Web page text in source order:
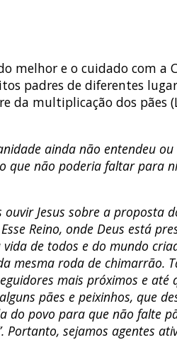
melhor e o cuidado com a
padres de diferentes
multiplicação dos pães
ainda não entendeu
não poderia faltar para
Jesus sobre a proposta
Reino, onde Deus está
de todos e do mundo
mesma roda de chimarrão.
mais próximos e
pães e peixinhos, que
do povo para que não falte
sejamos agentes